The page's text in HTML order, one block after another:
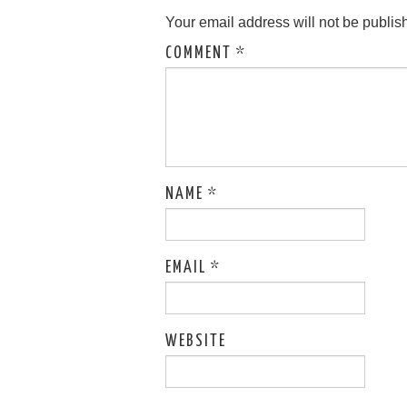
Your email address will not be
COMMENT *
NAME *
EMAIL *
WEBSITE